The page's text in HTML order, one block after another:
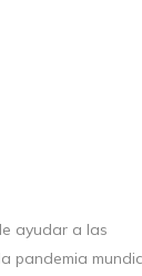
ayudar a las
pandemia